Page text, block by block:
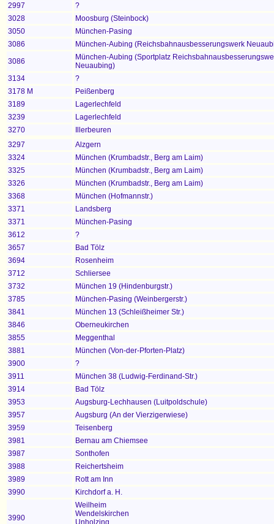
2997
?
3028
Moosburg (Steinbock)
3050
München-Pasing
3086
München-Aubing (Reichsbahnausbesserungswerk
3086
München-Aubing (Sportplatz
Neuaubing)
3134
?
3178 M
Peißenberg
3189
Lagerlechfeld
3239
Lagerlechfeld
3270
Illerbeuren
3297
Alzgern
3324
München (Krumbadstr., Berg am Laim)
3325
München (Krumbadstr., Berg am Laim)
3326
München (Krumbadstr., Berg am Laim)
3368
München (Hofmannstr.)
3371
Landsberg
3371
München-Pasing
3612
?
3657
Bad Tölz
3694
Rosenheim
3712
Schliersee
3732
München 19 (Hindenburgstr.)
3785
München-Pasing (Weinbergerstr.)
3841
München 13 (Schleißheimer Str.)
3846
Oberneukirchen
3855
Meggenthal
3881
München (Von-der-Pforten-Platz)
3900
?
3911
München 38 (Ludwig-Ferdinand-Str.)
3914
Bad Tölz
3953
Augsburg-Lechhausen (Luitpoldschule)
3957
Augsburg (An der Vierzigerwiese)
3959
Teisenberg
3981
Bernau am Chiemsee
3987
Sonthofen
3988
Reichertsheim
3989
Rott am Inn
3990
Kirchdorf a. H.
3990
Weilheim
Wendelskirchen
Unholzing